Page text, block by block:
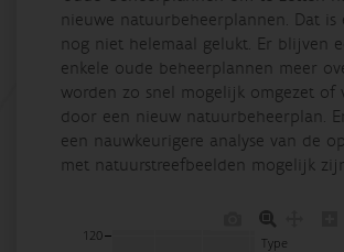
nieuwe natuurbeheerplannen. Dat is
nog niet helemaal gelukt. Er blijven
enkele oude beheerplannen meer
worden zo snel mogelijk omgezet of
door een nieuw natuurbeheerplan.
een nauwkeurigere analyse van de
met natuurstreefbeelden mogelijk
120
Type